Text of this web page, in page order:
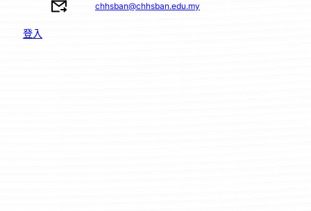
chhsban@chhsban.edu.my
登入